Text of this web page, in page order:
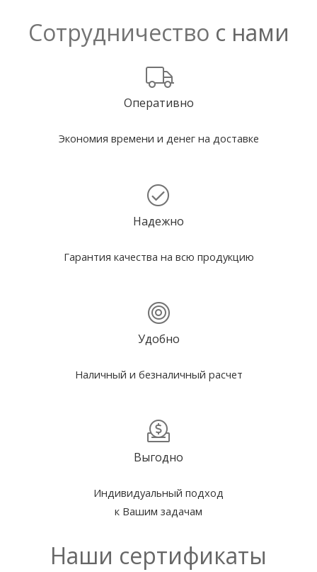
Сотрудничество с нами
Оперативно
Экономия времени и денег на доставке
Надежно
Гарантия качества на всю продукцию
Удобно
Наличный и безналичный расчет
Выгодно
Индивидуальный подход
к Вашим задачам
Наши сертификаты